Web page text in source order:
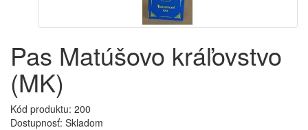
Pas Matúšovo kráľovstvo
(MK)
Kód produktu: 200
Dostupnosť: Skladom